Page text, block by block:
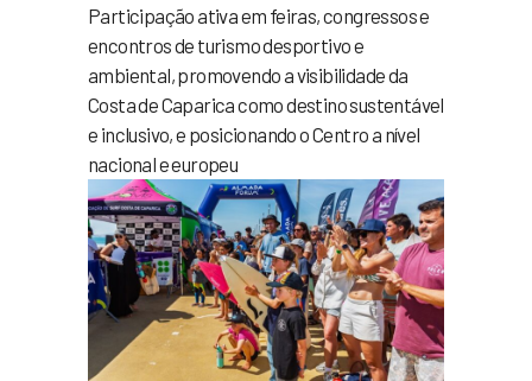
Participação ativa em feiras, congressos e
encontros de turismo desportivo e
ambiental, promovendo a visibilidade da
Costa de Caparica como destino sustentável
e inclusivo, e posicionando o Centro a nível
nacional e europeu